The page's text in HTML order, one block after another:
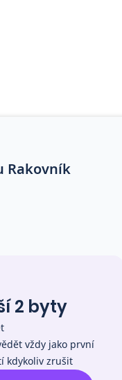
Rakovník
2 byty
vždy jako první
kdykoliv zrušit